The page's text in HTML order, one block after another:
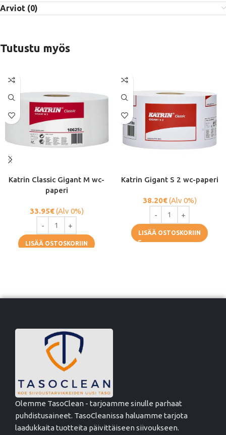
Arviot (0)
Tutustu myös
Katrin Classic Gigant M wc-
paperi
33.95€(Alv 0%)
LISÄÄ OSTOSKORIIN
Katrin Gigant S 2 wc-paperi
38.20€(Alv 0%)
LISÄÄ OSTOSKORIIN
Olemme TasoClean - tarjoamme sinulle parhaat
puhdistusaineet. TasoCleanissa haluamme tarjota
laadukkaita tuotteita päivittäiseen siivoukseen.